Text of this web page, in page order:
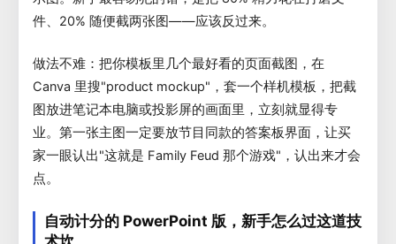
件、20% 随便截两张图——应该反过来。
做法不难：把你模板里几个最好看的页面截图，在
Canva 里搜"product mockup"，套一个样机模板，把截
图放进笔记本电脑或投影屏的画面里，立刻就显得专
业。第一张主图一定要放节目同款的答案板界面，让买
家一眼认出"这就是 Family Feud 那个游戏"，认出来才会
点。
自动计分的 PowerPoint 版，新手怎么过这道技